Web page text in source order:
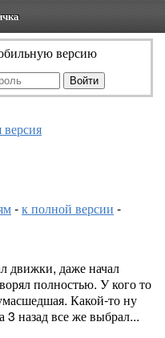
версию
-к полной версии -
движки, даже начал
полностью. У кого то
Какой-то ну
3 назад все же выбрал...